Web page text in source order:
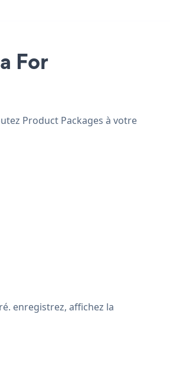
For
Product Packages à votre
enregistrez, affichez la